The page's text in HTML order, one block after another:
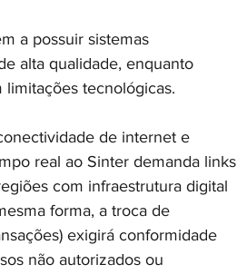
a possuir sistemas
alta qualidade, enquanto
tecnológicas.
de internet e
real ao Sinter demanda links
com infraestrutura digital
forma, a troca de
exigirá conformidade
não autorizados ou